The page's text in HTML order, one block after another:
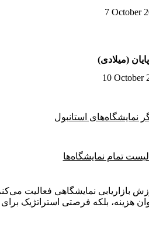
7 October
(میلادی)
10 October
نمایشگاه‌های استانبول
تمام نمایشگاه‌ها
نمایشگاهی فعالیت
هزینه، بلکه فرصتی استراتژیک